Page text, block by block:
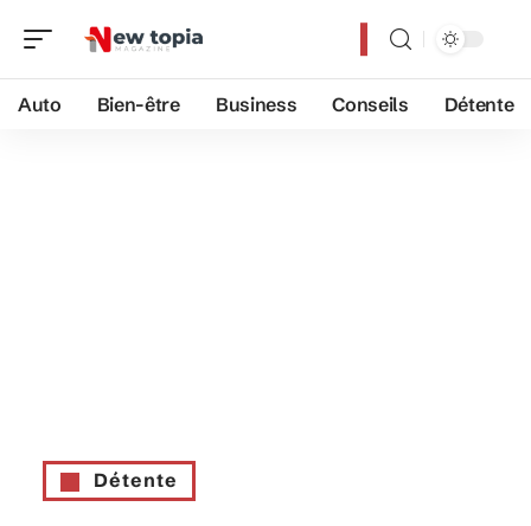
Auto Bien-être Business Conseils Détente
Détente